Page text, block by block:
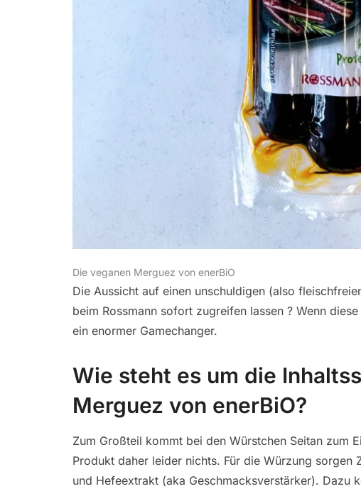
Die veganen Merguez von enerBiO
Die Aussicht auf einen unschuldigen (also
beim Rossmann sofort zugreifen lassen ? Wenn
ein enormer Gamechanger.
Wie steht es um die
Merguez von enerBiO?
Zum Großteil kommt bei den Würstchen Seitan zum
Produkt daher leider nichts. Für die Würzung sorgen
und Hefeextrakt (aka Geschmacksverstärker). Dazu